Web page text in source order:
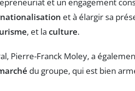
et à élargir sa
, et la culture.
Pierre-Franck Moley, a
du groupe, qui est bien